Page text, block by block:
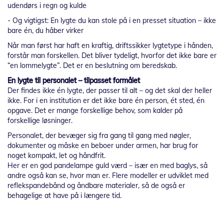
udendørs i regn og kulde
- Og vigtigst: En lygte du kan stole på i en presset situation – ikke
bare én, du håber virker
Når man først har haft en kraftig, driftssikker lygtetype i hånden,
forstår man forskellen. Det bliver tydeligt, hvorfor det ikke bare er
“en lommelygte”. Det er en beslutning om beredskab.
En lygte til personalet – tilpasset formålet
Der findes ikke én lygte, der passer til alt – og det skal der heller
ikke. For i en institution er det ikke bare én person, ét sted, én
opgave. Det er mange forskellige behov, som kalder på
forskellige løsninger.
Personalet, der bevæger sig fra gang til gang med nøgler,
dokumenter og måske en beboer under armen, har brug for
noget kompakt, let og håndfrit.
Her er en god pandelampe guld værd – især en med baglys, så
andre også kan se, hvor man er. Flere modeller er udviklet med
reflekspandebånd og åndbare materialer, så de også er
behagelige at have på i længere tid.